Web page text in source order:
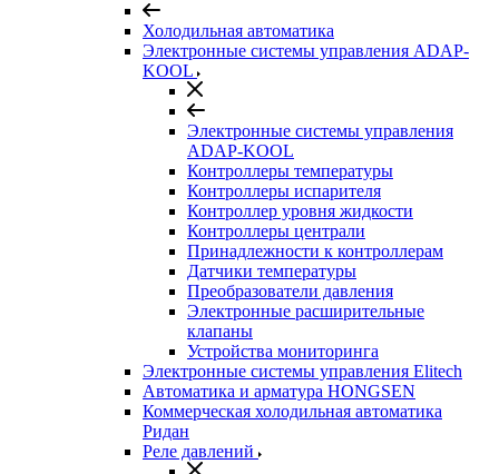
Холодильная автоматика
Электронные системы управления ADAP-
KOOL
Электронные системы управления
ADAP-KOOL
Контроллеры температуры
Контроллеры испарителя
Контроллер уровня жидкости
Контроллеры централи
Принадлежности к контроллерам
Датчики температуры
Преобразователи давления
Электронные расширительные
клапаны
Устройства мониторинга
Электронные системы управления Elitech
Автоматика и арматура HONGSEN
Коммерческая холодильная автоматика
Ридан
Реле давлений